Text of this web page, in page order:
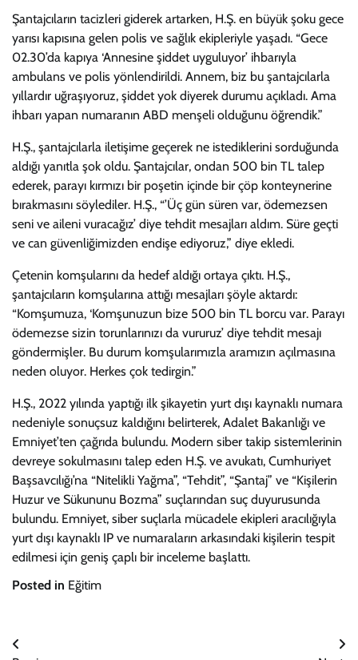
Şantajcıların tacizleri giderek artarken, H.Ş. en büyük şoku gece
yarısı kapısına gelen polis ve sağlık ekipleriyle yaşadı. “Gece
02.30’da kapıya ‘Annesine şiddet uyguluyor’ ihbarıyla
ambulans ve polis yönlendirildi. Annem, biz bu şantajcılarla
yıllardır uğraşıyoruz, şiddet yok diyerek durumu açıkladı. Ama
ihbarı yapan numaranın ABD menşeli olduğunu öğrendik.”
H.Ş., şantajcılarla iletişime geçerek ne istediklerini sorduğunda
aldığı yanıtla şok oldu. Şantajcılar, ondan 500 bin TL talep
ederek, parayı kırmızı bir poşetin içinde bir çöp konteynerine
bırakmasını söylediler. H.Ş., “’Üç gün süren var, ödemezsen
seni ve aileni vuracağız’ diye tehdit mesajları aldım. Süre geçti
ve can güvenliğimizden endişe ediyoruz,” diye ekledi.
Çetenin komşularını da hedef aldığı ortaya çıktı. H.Ş.,
şantajcıların komşularına attığı mesajları şöyle aktardı:
“Komşumuza, ‘Komşunuzun bize 500 bin TL borcu var. Parayı
ödemezse sizin torunlarınızı da vururuz’ diye tehdit mesajı
göndermişler. Bu durum komşularımızla aramızın açılmasına
neden oluyor. Herkes çok tedirgin.”
H.Ş., 2022 yılında yaptığı ilk şikayetin yurt dışı kaynaklı numara
nedeniyle sonuçsuz kaldığını belirterek, Adalet Bakanlığı ve
Emniyet’ten çağrıda bulundu. Modern siber takip sistemlerinin
devreye sokulmasını talep eden H.Ş. ve avukatı, Cumhuriyet
Başsavcılığı’na “Nitelikli Yağma”, “Tehdit”, “Şantaj” ve “Kişilerin
Huzur ve Sükununu Bozma” suçlarından suç duyurusunda
bulundu. Emniyet, siber suçlarla mücadele ekipleri aracılığıyla
yurt dışı kaynaklı IP ve numaraların arkasındaki kişilerin tespit
edilmesi için geniş çaplı bir inceleme başlattı.
Posted in Eğitim
Yazı